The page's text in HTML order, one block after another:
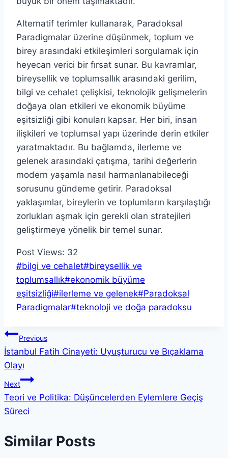
Alternatif terimler kullanarak, Paradoksal
Paradigmalar üzerine düşünmek, toplum ve
birey arasındaki etkileşimleri sorgulamak için
heyecan verici bir fırsat sunar. Bu kavramlar,
bireysellik ve toplumsallık arasındaki gerilim,
bilgi ve cehalet çelişkisi, teknolojik gelişmelerin
doğaya olan etkileri ve ekonomik büyüme
eşitsizliği gibi konuları kapsar. Her biri, insan
ilişkileri ve toplumsal yapı üzerinde derin etkiler
yaratmaktadır. Bu bağlamda, ilerleme ve
gelenek arasındaki çatışma, tarihi değerlerin
modern yaşamla nasıl harmanlanabileceği
sorusunu gündeme getirir. Paradoksal
yaklaşımlar, bireylerin ve toplumların karşılaştığı
zorlukları aşmak için gerekli olan stratejileri
geliştirmeye yönelik bir temel sunar.
Post Views: 32
Post
Tags:
#bilgi ve cehalet#bireysellik ve
toplumsallık#ekonomik büyüme
eşitsizliği#ilerleme ve gelenek#Paradoksal
Paradigmalar#teknoloji ve doğa paradoksu
Yazı
gezinmesi
Previous
İstanbul Fatih Cinayeti: Uyuşturucu ve Bıçaklama
Olayı
Next
Teori ve Politika: Düşüncelerden Eylemlere Geçiş
Süreci
Similar Posts